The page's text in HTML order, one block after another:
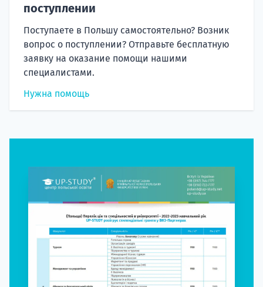
поступлении
Поступаете в Польшу самостоятельно? Возник
вопрос о поступлении? Отправьте бесплатную
заявку на оказание помощи нашими
специалистами.
Нужна помощь